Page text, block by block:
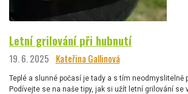
Letní grilování při hubnutí
19. 6. 2025 Kateřina Gallinová
Teplé a slunné počasí je tady a s tím neodmyslitelně
Podívejte se na naše tipy, jak si užít letní grilování se